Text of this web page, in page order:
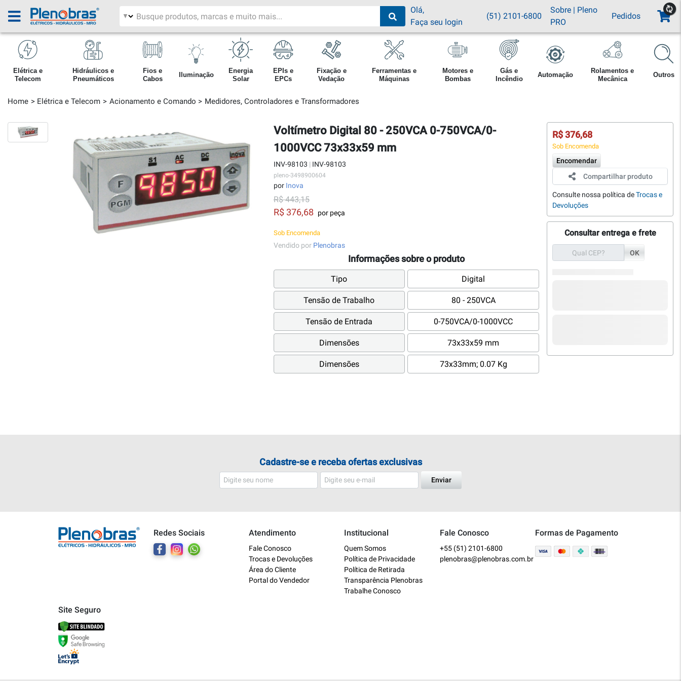
Filtrar por área
Pesquisar produtos
Olá,
Faça seu login
(51) 2101-6800
Sobre| Pleno
PRO
Pedidos
Elétrica e
Telecom
Hidráulicos e
Pneumáticos
Fios e
Cabos
Iluminação
Energia
Solar
EPIs e
EPCs
Fixação e
Vedação
Ferramentas e
Máquinas
Motores e
Bombas
Gás e
Incêndio
Automação
Rolamentos e
Mecânica
Outros
Home Elétrica e Telecom Acionamento e Comando Medidores, Controladores e Transformadores
Voltímetro Digital 80 - 250VCA 0-750VCA/0-
1000VCC 73x33x59 mm
INV-98103 | INV-98103
pleno-3498900604
por Inova
R$ 443,15
R$ 376,68 por peça
Sob Encomenda
Vendido por Plenobras
Informações sobre o produto
Tipo Digital
Tensão de Trabalho 80 - 250VCA
Tensão de Entrada 0-750VCA/0-1000VCC
Dimensões 73x33x59 mm
Dimensões 73x33mm; 0.07 Kg
R$ 376,68
Sob Encomenda
Encomendar
Compartilhar produto
Consulte nossa política deTrocas e
Devoluções
Consultar entrega e frete
OK
Cadastre-se e receba ofertas exclusivas
Enviar
Redes Sociais Atendimento
Fale Conosco
Trocas e Devoluções
Área do Cliente
Portal do Vendedor
Institucional
Quem Somos
Política de Privacidade
Política de Retirada
Transparência Plenobras
Trabalhe Conosco
Fale Conosco
+55 (51) 2101-6800
plenobras@plenobras.com.br
Formas de Pagamento
Site Seguro
Bem vindo a Plenobras! Aqui você
encontra toda a linha de materiais
Dúvidas técnicas sobre produtos
Informações sobre um pedido
Falar com um atendente